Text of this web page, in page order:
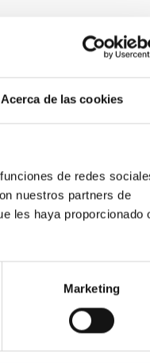
Acerca de las cookies
de redes
nuestros partners de
les haya proporcionado
Marketing
OTROS